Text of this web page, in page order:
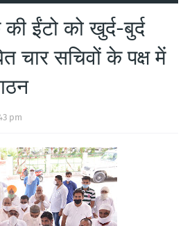
ईंटो को खुर्द-बुर्द
चार सचिवों के पक्ष में
pm